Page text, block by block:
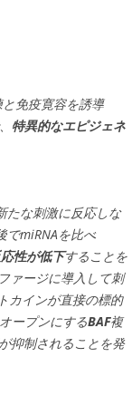
免疫寛容を誘導
特異的なエピジェネ
たな刺激に反応しな
でmiRNAを比べ
性が低下することを
ァージに導入して刺
カインが直接の標的
ープンにするBAF複
抑制されることを発